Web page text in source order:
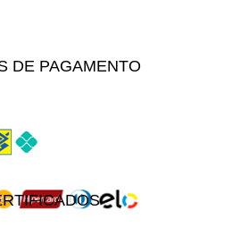
DE PAGAMENTO